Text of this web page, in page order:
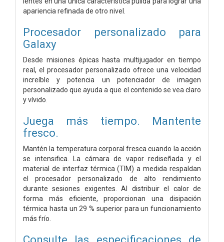
apariencia refinada de otro nivel.
Procesador personalizado para
Galaxy
Desde misiones épicas hasta multijugador en tiempo
real, el procesador personalizado ofrece una velocidad
increíble y potencia un potenciador de imagen
personalizado que ayuda a que el contenido se vea claro
y vívido.
Juega más tiempo. Mantente
fresco.
Mantén la temperatura corporal fresca cuando la acción
se intensifica. La cámara de vapor rediseñada y el
material de interfaz térmica (TIM) a medida respaldan
el procesador personalizado de alto rendimiento
durante sesiones exigentes. Al distribuir el calor de
forma más eficiente, proporcionan una disipación
térmica hasta un 29 % superior para un funcionamiento
más frío.
Consulte las especificaciones de